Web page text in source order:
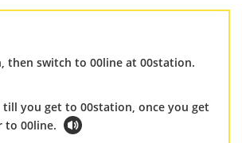
then switch to 00line at 00station.
you get to 00station, once you get
to 00line.